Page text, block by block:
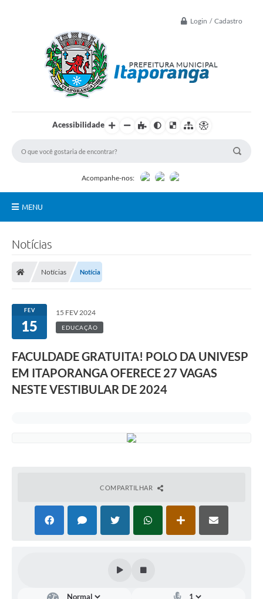
Login / Cadastro
Acessibilidade
Acompanhe-nos:
MENU
Publicações Oficiais
Cadastro de Artesãos
CTM
Audiências Públicas
Estatuto dos Servidores Municipais
Notícias
Notícias Notícia
FEV
15
15 FEV 2024
EDUCAÇÃO
FACULDADE GRATUITA! POLO DA UNIVESP
EM ITAPORANGA OFERECE 27 VAGAS
NESTE VESTIBULAR DE 2024
COMPARTILHAR